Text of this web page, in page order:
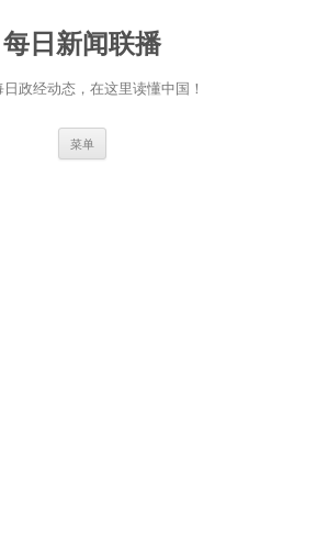
每日新闻联播
政经动态，在这里读懂中国！
菜单